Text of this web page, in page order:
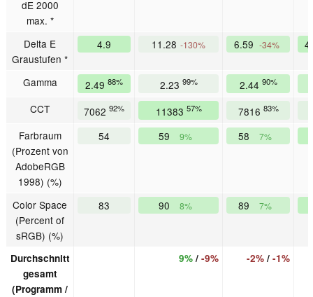
dE 2000
max. *
Delta E
Graustufen *
4.9 11.28 -130% 6.59 -34%
Gamma 2.49 88% 2.23 99% 2.44 90%
CCT
7062 92% 11383 57% 7816 83%
Farbraum
(Prozent von
AdobeRGB
1998) (%)
54 59 9% 58 7%
Color Space
(Percent of
sRGB) (%)
83 90 8% 89 7%
Durchschnitt
gesamt
(Programm /
9%/ -9% -2%/ -1%